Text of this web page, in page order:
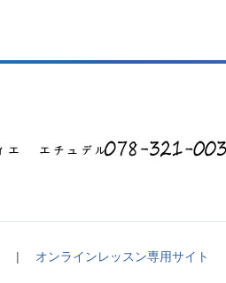
| オンラインレッスン専用サイト